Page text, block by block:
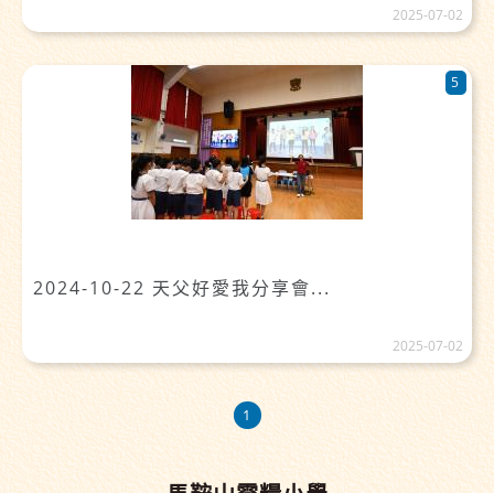
2025-07-02
2024-10-22 天父好愛我分享會...
5
2025-07-02
1